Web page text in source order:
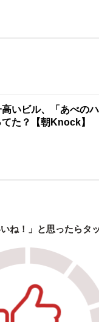
高いビル、「あべの
た？【朝Knock】
ね！」と思ったらタ